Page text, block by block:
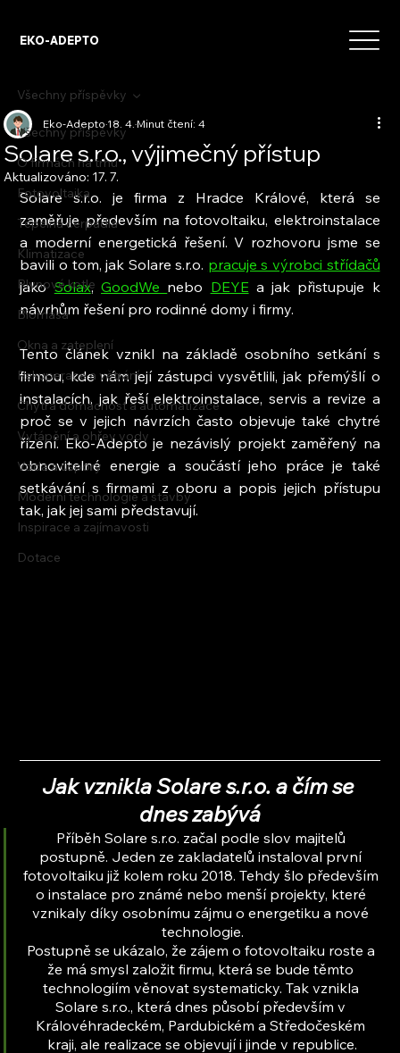
EKO-ADEPTO
Všechny příspěvky
O firmách na trhu
Fotovoltaika
Tepelná čerpadla
Klimatizace
Plynové kotle
Biomasa
Okna a zateplení
Rekuperace a větrání
Chytrá domácnost a automatizace
Vytápění a ohřev vody
Voda a úspory
Moderní technologie a stavby
Inspirace a zajímavosti
Dotace
Všechny příspěvky
Solare s.r.o., výjimečný přístup
Eko-Adepto18. 4.Minut čtení: 4
Aktualizováno: 17. 7.
Solare s.r.o. je firma z Hradce Králové, která se
zaměřuje především na fotovoltaiku, elektroinstalace
a moderní energetická řešení. V rozhovoru jsme se
bavili o tom, jak Solare s.r.o. pracuje s výrobci střídačů
jako Solax, GoodWe nebo DEYE a jak přistupuje k
návrhům řešení pro rodinné domy i firmy.
Tento článek vznikl na základě osobního setkání s
firmou, kde nám její zástupci vysvětlili, jak přemýšlí o
instalacích, jak řeší elektroinstalace, servis a revize a
proč se v jejich návrzích často objevuje také chytré
řízení. Eko-Adepto je nezávislý projekt zaměřený na
obnovitelné energie a součástí jeho práce je také
setkávání s firmami z oboru a popis jejich přístupu
tak, jak jej sami představují.
Jak vznikla Solare s.r.o. a čím se
dnes zabývá
Příběh Solare s.r.o. začal podle slov majitelů
postupně. Jeden ze zakladatelů instaloval první
fotovoltaiku již kolem roku 2018. Tehdy šlo především
o instalace pro známé nebo menší projekty, které
vznikaly díky osobnímu zájmu o energetiku a nové
technologie.
Postupně se ukázalo, že zájem o fotovoltaiku roste a
že má smysl založit firmu, která se bude těmto
technologiím věnovat systematicky. Tak vznikla
Solare s.r.o., která dnes působí především v
Královéhradeckém, Pardubickém a Středočeském
kraji, ale realizace se objevují i jinde v republice.